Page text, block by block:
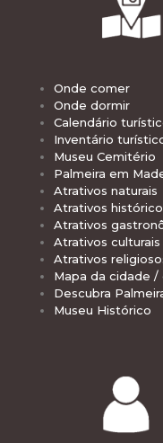
Onde comer
Onde dormir
Calendário
Inventário
Museu Cemitério
Palmeira em
Atrativos naturais
Atrativos
Atrativos
Atrativos culturais
Atrativos
Mapa da cidade
Descubra
Museu Histórico